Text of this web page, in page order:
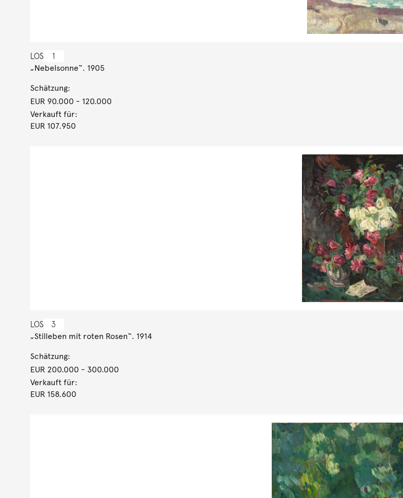
LOS 1
„Nebelsonne“. 1905
Schätzung:
EUR 90.000 - 120.000
Verkauft für:
EUR 107.950
LOS 3
„Stilleben mit roten Rosen“. 1914
Schätzung:
EUR 200.000 - 300.000
Verkauft für:
EUR 158.600